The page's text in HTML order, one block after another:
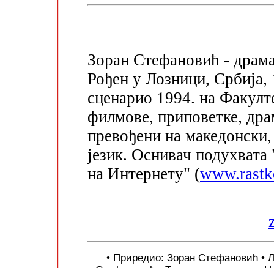
Зоран Стефановић -
Рођен у Лозници, Србија,
сценарио 1994. на
филмове, приповетке,
превођени на
језик. Оснивач
на Интернету" (
• Приредио: Зоран Стефановић •